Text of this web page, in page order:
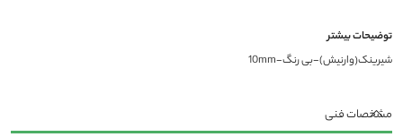
توضیحات بیشتر
شیرینک(وارنیش)-بی رنگ-10mm
مشخصات فنی